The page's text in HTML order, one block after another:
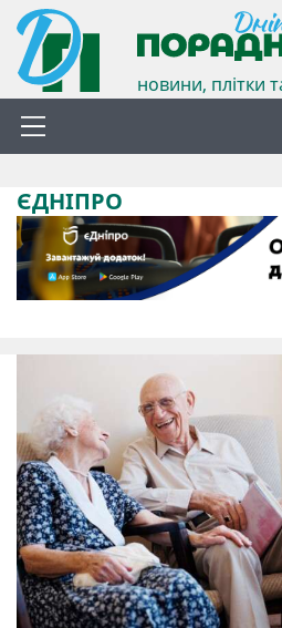
новини, плітки
ЄДНІПРО